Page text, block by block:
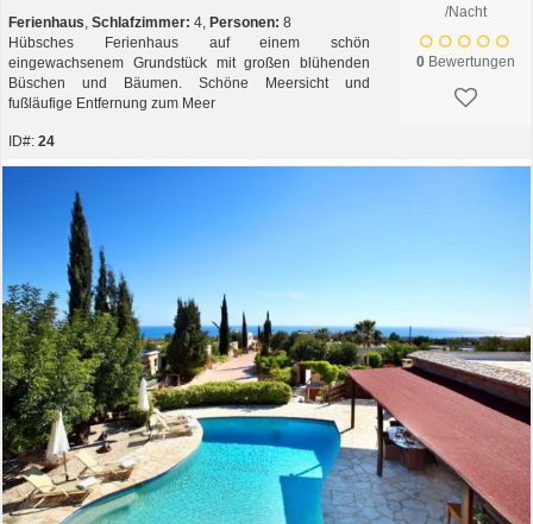
Ferienhaus, Schlafzimmer: 4, Personen: 8
Hübsches Ferienhaus auf einem schön
eingewachsenem Grundstück mit großen blühenden
Büschen und Bäumen. Schöne Meersicht und
fußläufige Entfernung zum Meer
ID#: 24
/Nacht
0Bewertungen